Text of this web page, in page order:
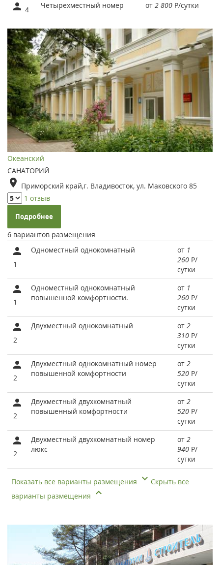
4 Четырехместный номер от 2 800 Р/сутки
Океанский
САНАТОРИЙ
Приморский край,г. Владивосток, ул. Маковского 85
1 отзыв
Подробнее
6 вариантов размещения
1
Одноместный однокомнатный от 1
260 Р/
сутки
1
Одноместный однокомнатный
повышенной комфортности.
от 1
260 Р/
сутки
2
Двухместный однокомнатный от 2
310 Р/
сутки
2
Двухместный однокомнатный номер
повышенной комфортности
от 2
520 Р/
сутки
2
Двухместный двухкомнатный
повышенный комфортности
от 2
520 Р/
сутки
2
Двухместный двухкомнатный номер
люкс
от 2
940 Р/
сутки
Показать все варианты размещения
Скрыть все
варианты размещения